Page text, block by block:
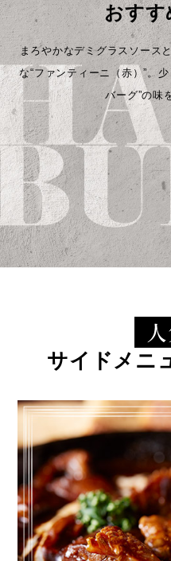
おすす
まろやかなデミグラスソース
な“ファンティーニ（赤）”。
バーグ”の味
サイドメニ